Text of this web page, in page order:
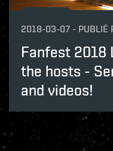
2018-03-07 - PUBLIÉ
Fanfest 2018
the hosts -
and videos!